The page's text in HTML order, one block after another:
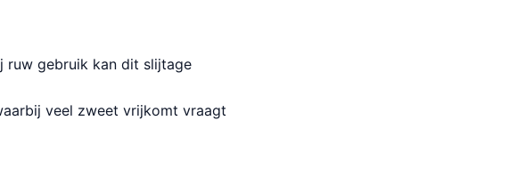
ruw gebruik kan dit slijtage
veel zweet vrijkomt vraagt